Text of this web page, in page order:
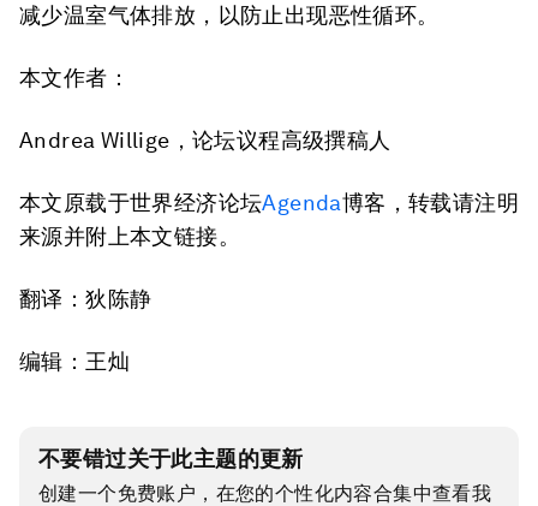
减少温室气体排放，以防止出现恶性循环。
本文作者：
Andrea Willige，论坛议程高级撰稿人
本文原载于世界经济论坛Agenda博客，转载请注明
来源并附上本文链接。
翻译：狄陈静
编辑：王灿
不要错过关于此主题的更新
创建一个免费账户，在您的个性化内容合集中查看我